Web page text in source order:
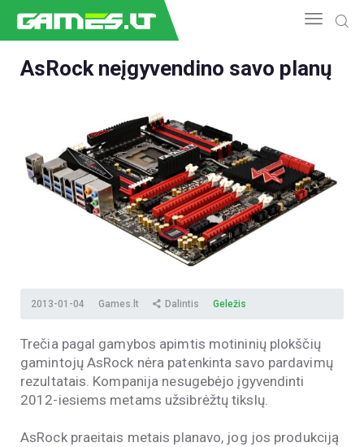
GAMEDEV
ESPORTAS
GELEŽIS
VIDEO
APŽVALGOS
AsRock neįgyvendino savo planų
2013-01-04 Games.lt Dalintis Geležis
Trečia pagal gamybos apimtis motininių plokščių
gamintojų AsRock nėra patenkinta savo pardavimų
rezultatais. Kompanija nesugebėjo įgyvendinti
2012-iesiems metams užsibrėžtų tikslų.
AsRock praeitais metais planavo, jog jos produkciją